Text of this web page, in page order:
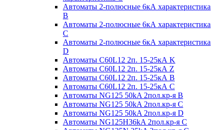
Автоматы 2-полюсные 6кА характеристика
B
Автоматы 2-полюсные 6кА характеристика
C
Автоматы 2-полюсные 6кА характеристика
D
Автоматы C60L12 2п. 15-25кА K
Автоматы C60L12 2п. 15-25кА Z
Автоматы C60L12 2п. 15-25кА B
Автоматы C60L12 2п. 15-25кА C
Автоматы NG125 50kA 2пол.кр-я B
Автоматы NG125 50kA 2пол.кр-я C
Автоматы NG125 50kA 2пол.кр-я D
Автоматы NG125H36kA 2пол.кр-я C